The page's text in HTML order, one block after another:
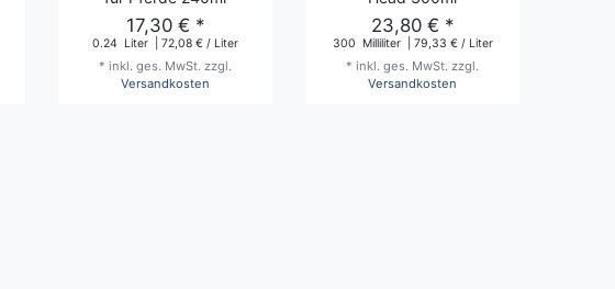
17,30 € *
0.24 Liter | 72,08 € / Liter
* inkl. ges. MwSt. zzgl.
Versandkosten
23,80 € *
300 Milliliter | 79,33 € / Liter
* inkl. ges. MwSt. zzgl.
Versandkosten